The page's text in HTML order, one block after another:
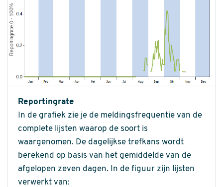
Reportingrate
In de grafiek zie je de meldingsfrequentie van de
complete lijsten waarop de soort is
waargenomen. De dagelijkse trefkans wordt
berekend op basis van het gemiddelde van de
afgelopen zeven dagen. In de figuur zijn lijsten
verwerkt van: